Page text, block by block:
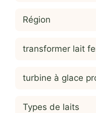
Région
transformer lait
turbine à glace
Types de laits